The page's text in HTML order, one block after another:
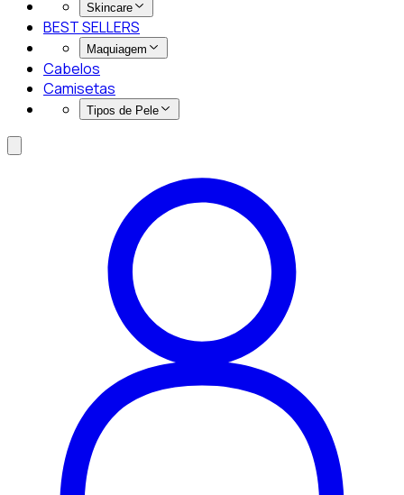
Skincare
BEST SELLERS
Maquiagem
Cabelos
Camisetas
Tipos de Pele